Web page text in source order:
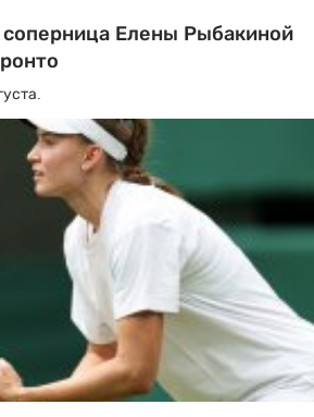
соперница Елены Рыбакиной